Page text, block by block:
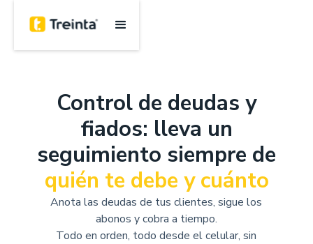
Control de deudas y
fiados: lleva un
seguimiento siempre de
quién te debe y cuánto
Anota las deudas de tus clientes, sigue los
abonos y cobra a tiempo.
Todo en orden, todo desde el celular, sin